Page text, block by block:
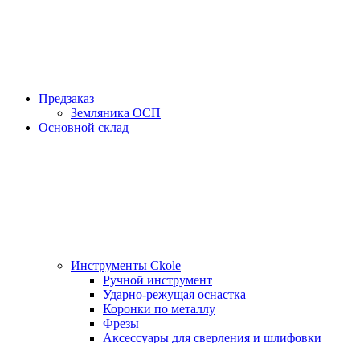
Предзаказ
Земляника ОСП
Основной склад
Инструменты Ckole
Ручной инструмент
Ударно‑режущая оснастка
Коронки по металлу
Фрезы
Аксессуары для сверления и шлифовки